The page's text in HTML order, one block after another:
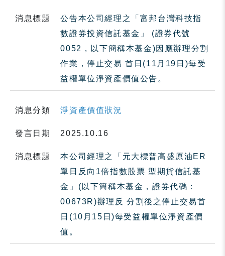
消息標題
公告本公司經理之「富邦台灣科技指
數證券投資信託基金」 (證券代號
0052，以下簡稱本基金)因應辦理分割
作業，停止交易 首日(11月19日)每受
益權單位淨資產價值公告。
消息分類 淨資產價值狀況
發言日期 2025.10.16
消息標題
本公司經理之「元大標普高盛原油ER
單日反向1倍指數股票 型期貨信託基
金」(以下簡稱本基金，證券代碼：
00673R)辦理反 分割後之停止交易首
日(10月15日)每受益權單位淨資產價
值。